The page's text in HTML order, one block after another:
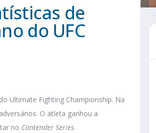
de
do UFC
Ultimate Fighting Championship. Na
O atleta ganhou a
no Contender Series.